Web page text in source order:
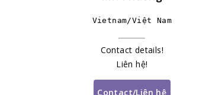
Vietnam/Việt Nam
Contact details!
Liên hệ!
Contact/Liên hệ